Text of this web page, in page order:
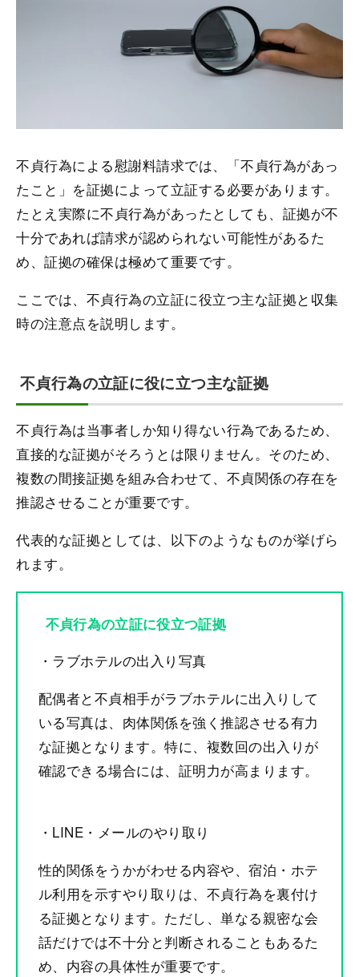
不貞行為による慰謝料請求では、「不貞行為があっ
たこと」を証拠によって立証する必要があります。
たとえ実際に不貞行為があったとしても、証拠が不
十分であれば請求が認められない可能性があるた
め、証拠の確保は極めて重要です。
ここでは、不貞行為の立証に役立つ主な証拠と収集
時の注意点を説明します。
不貞行為の立証に役に立つ主な証拠
不貞行為は当事者しか知り得ない行為であるため、
直接的な証拠がそろうとは限りません。そのため、
複数の間接証拠を組み合わせて、不貞関係の存在を
推認させることが重要です。
代表的な証拠としては、以下のようなものが挙げら
れます。
不貞行為の立証に役立つ証拠
・ラブホテルの出入り写真
配偶者と不貞相手がラブホテルに出入りして
いる写真は、肉体関係を強く推認させる有力
な証拠となります。特に、複数回の出入りが
確認できる場合には、証明力が高まります。
・LINE・メールのやり取り
性的関係をうかがわせる内容や、宿泊・ホテ
ル利用を示すやり取りは、不貞行為を裏付け
る証拠となります。ただし、単なる親密な会
話だけでは不十分と判断されることもあるた
め、内容の具体性が重要です。